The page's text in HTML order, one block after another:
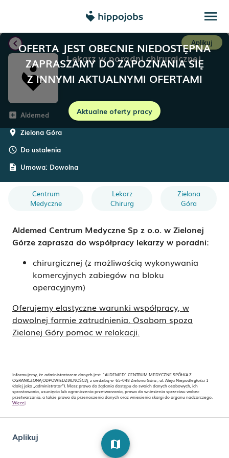
menu
OFERTA JEST OBECNIE NIEDOSTĘPNA
ZAPRASZAMY DO ZAPOZNANIA SIĘ
Z INNYMI AKTUALNYMI OFERTAMI
Aktualne oferty pracy
chevron_left Aplikuj
Lekarz w poradni chirurgicznej
add_box Aldemed
room Zielona Góra
schedule Do ustalenia
description Umowa: Dowolna
Centrum
Medyczne
Lekarz
Chirurg
Zielona
Góra
Aldemed Centrum Medyczne Sp z o.o. w Zielonej
Górze zaprasza do współpracy lekarzy w poradni:
chirurgicznej (z możliwością wykonywania
komercyjnych zabiegów na bloku
operacyjnym)
Oferujemy elastyczne warunki współpracy, w
dowolnej formie zatrudnienia. Osobom spoza
Zielonej Góry pomoc w relokacji.
Informujemy, że administratorem danych jest "ALDEMED" CENTRUM MEDYCZNE SPÓŁKA Z
OGRANICZONĄ ODPOWIEDZIALNOŚCIĄ z siedzibą w 65-048 Zielona Góra , ul. Aleja Niepodległości 1
(dalej jako „administrator”). Masz prawo do żądania dostępu do swoich danych osobowych, ich
sprostowania, usunięcia lub ograniczenia przetwarzania, prawo do wniesienia sprzeciwu wobec
przetwarzania, a także prawo do przenoszenia danych oraz wniesienia skargi do organu nadzorczego.
Więcej
Aplikuj
map